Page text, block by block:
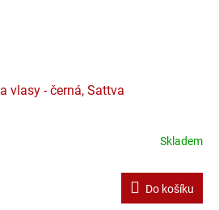
vlasy - černá, Sattva
Skladem
Do košíku